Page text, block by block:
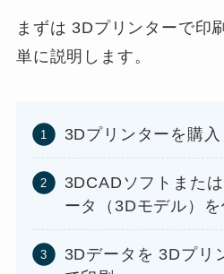
まずは 3Dプリンターで印
単に説明します。
3Dプリンターを購入
3DCADソフトまた
ータ（3Dモデル）
3Dデータを 3Dプリ